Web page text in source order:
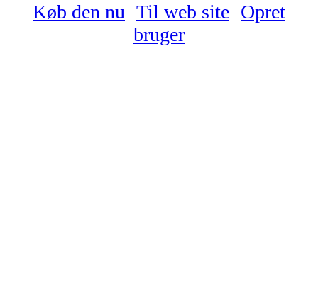
Køb den nu Til web site Opret
bruger